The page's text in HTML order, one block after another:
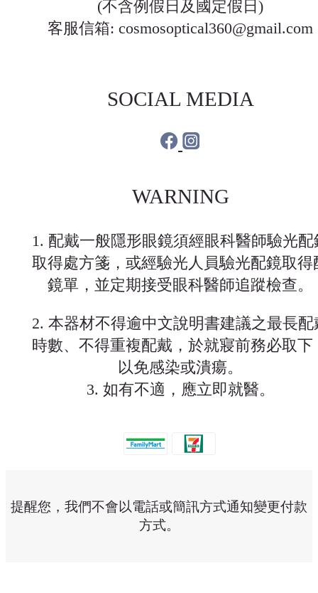
(不含例假日及國定假日)
客服信箱: cosmosoptical360@gmail.com
SOCIAL MEDIA
WARNING
1. 配戴一般隱形眼鏡須經眼科醫師驗光配
取得處方箋，或經驗光人員驗光配鏡取得
鏡單，並定期接受眼科醫師追蹤檢查。
2. 本器材不得逾中文說明書建議之最長配
時數、不得重複配戴，於就寢前務必取下
以免感染或潰瘍。
3. 如有不適，應立即就醫。
提醒您，我們不會以電話或簡訊方式通知變更付款
方式。